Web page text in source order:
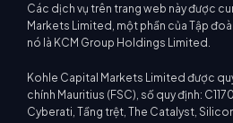
Các dịch vụ trên trang web này được
Markets Limited, một phần của Tập
nó là KCM Group Holdings Limited.
Kohle Capital Markets Limited được
chính Mauritius (FSC), số quy định:
Cyberati, Tầng trệt, The Catalyst,